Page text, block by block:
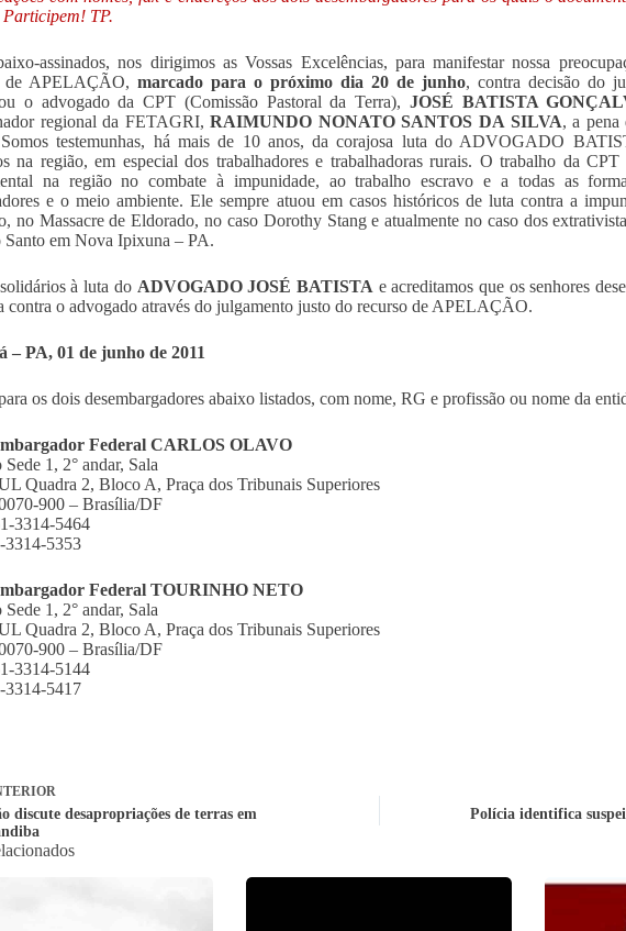
TP.
assinados, nos dirigimos as Vossas Excelências, para manifestar nossa
de APELAÇÃO,marcado para o próximo dia 20 de junho, contra decisão do
o advogado da CPT (Comissão Pastoral da Terra), JOSÉ BATISTA
regional da FETAGRI,RAIMUNDO NONATO SANTOS DA SILVA, a pena
testemunhas, há mais de 10 anos, da corajosa luta do ADVOGADO
na região, em especial dos trabalhadores e trabalhadoras rurais. O trabalho da
na região no combate à impunidade, ao trabalho escravo e a todas as
e o meio ambiente. Ele sempre atuou em casos históricos de luta contra a
no Massacre de Eldorado, no caso Dorothy Stang e atualmente no caso dos
Santo em Nova Ipixuna – PA.
à luta do ADVOGADO JOSÉ BATISTA e acreditamos que os senhores
contra o advogado através do julgamento justo do recurso de APELAÇÃO.
– PA, 01 de junho de 2011
os dois desembargadores abaixo listados, com nome, RG e profissão ou nome da
Federal CARLOS OLAVO
1, 2° andar, Sala
Quadra 2, Bloco A, Praça dos Tribunais Superiores
900 – Brasília/DF
3314-5464
3314-5353
Federal TOURINHO NETO
1, 2° andar, Sala
Quadra 2, Bloco A, Praça dos Tribunais Superiores
900 – Brasília/DF
3314-5144
3314-5417
discute desapropriações de terras em
Polícia identifica